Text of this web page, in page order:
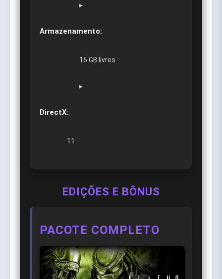
▸
Armazenamento:
16 GB livres
▸
DirectX:
11
EDIÇÕES E BÔNUS
PACOTE COMPLETO